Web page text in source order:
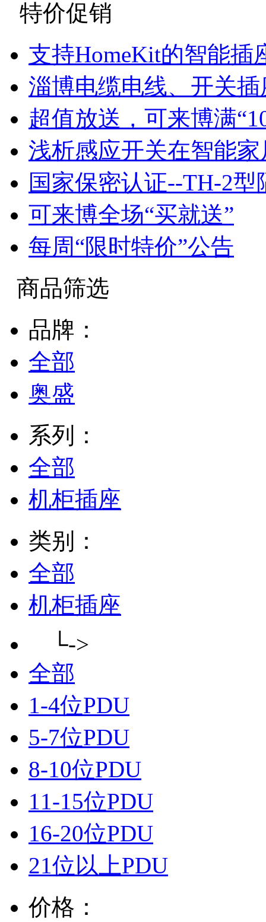
特价促销
支持HomeKit的智能插
淄博电缆电线、开关
超值放送，可来博满
浅析感应开关在智能
国家保密认证--TH-2
可来博全场“买就送”
每周“限时特价”公告
商品筛选
品牌：
全部
奥盛
系列：
全部
机柜插座
类别：
全部
机柜插座
└->
全部
1-4位PDU
5-7位PDU
8-10位PDU
11-15位PDU
16-20位PDU
21位以上PDU
价格：